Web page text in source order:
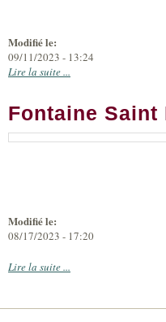
Modifié le:
09/11/2023 - 13:24
Lire la suite ...
Fontaine Saint
Modifié le:
08/17/2023 - 17:20
Lire la suite ...